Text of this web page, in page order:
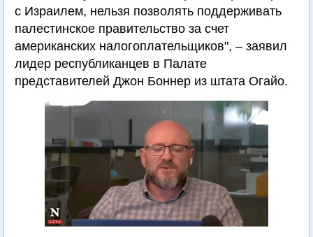
с Израилем, нельзя позволять поддерживать
палестинское правительство за счет
американских налогоплательщиков", – заявил
лидер республиканцев в Палате
представителей Джон Боннер из штата Огайо.